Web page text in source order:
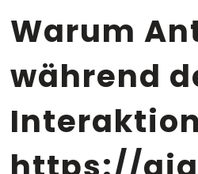
Warum Antworten
während